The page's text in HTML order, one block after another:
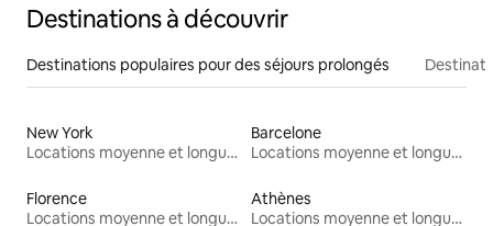
Destinations à découvrir
Destinations populaires pour des séjours prolongés
New York
Locations moyenne et longue durée
Barcelone
Locations moyenne et longue durée
Florence
Locations moyenne et longue durée
Athènes
Locations moyenne et longue durée